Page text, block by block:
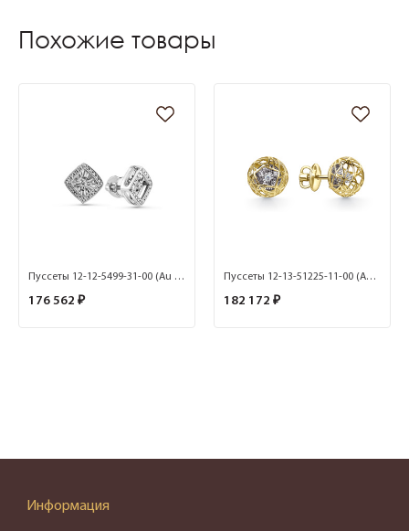
Похожие товары
Пуссеты 12-12-5499-31-00 (Au 585)
176 562 ₽
Пуссеты 12-13-51225-11-00 (Au 585)
182 172 ₽
Информация